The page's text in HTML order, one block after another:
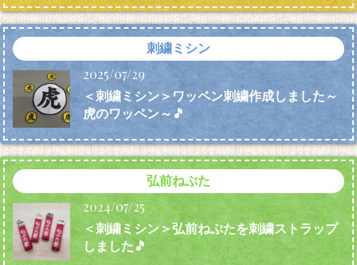
刺繍ミシン
2025/07/29
＜刺繍ミシン＞ワッペン刺繍作成しました～
虎のワッペン～🎵
弘前ねぷた
2024/07/25
＜刺繍ミシン＞弘前ねぷたを刺繍ストラップ
しました🎵